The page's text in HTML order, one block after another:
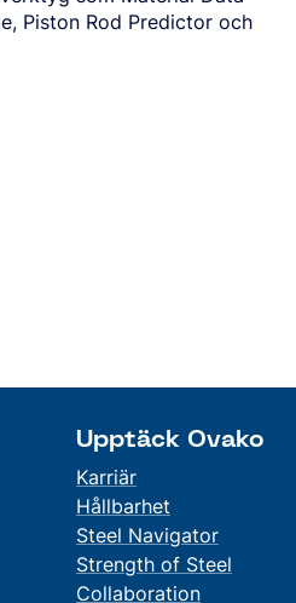
Piston Rod Predictor och
Upptäck Ovako
Karriär
Hållbarhet
Steel Navigator
Strength of Steel
Collaboration